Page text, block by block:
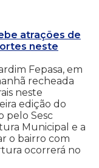
atrações de
neste
Fepasa, em
recheada
neste
edição do
pelo Sesc
Municipal e a
o bairro com
ocorrerá no